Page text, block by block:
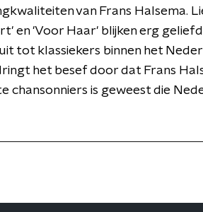
van Frans Halsema.
en 'Voor Haar' blijken erg geliefd
tot klassiekers binnen het
het besef door dat Frans
chansonniers is geweest die